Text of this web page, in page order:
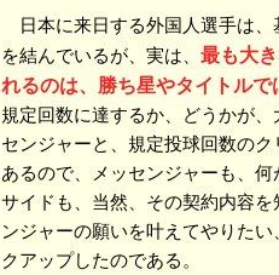
日本に来日する外国人選手は、
を結んでいるが、実は、 最も大
れるのは、勝ち星やタイトルで
規定回数に達するか、どうかが
センジャーと、規定投球回数の
あるので、メッセンジャーも、
サイドも、当然、その契約内容
ンジャーの願いを叶えてやりた
クアップしたのである。